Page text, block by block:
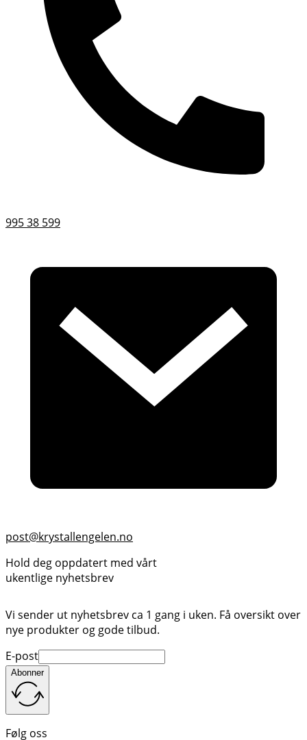
995 38 599
post@krystallengelen.no
Hold deg oppdatert med vårt
ukentlige nyhetsbrev
Vi sender ut nyhetsbrev ca 1 gang i uken. Få oversikt over
nye produkter og gode tilbud.
E-post
Abonner
Følg oss